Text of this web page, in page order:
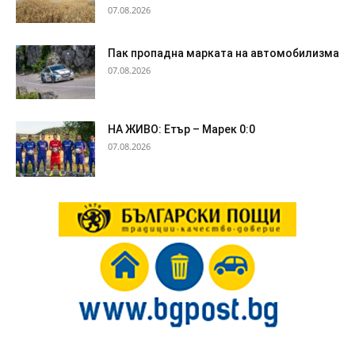
07.08.2026
Пак пропадна марката на автомобилизма
07.08.2026
НА ЖИВО: Етър – Марек 0:0
07.08.2026